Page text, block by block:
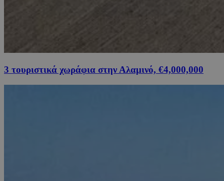
3 τουριστικά χωράφια στην Αλαμινό, €4,000,000